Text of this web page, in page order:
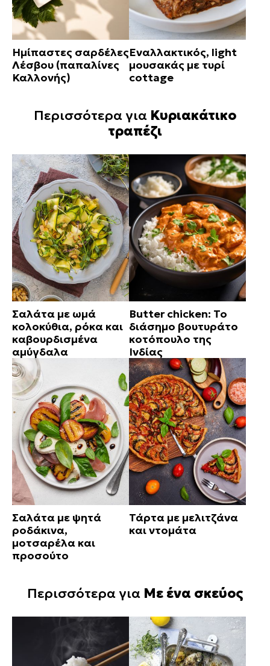
Ημίπαστες σαρδέλες
Λέσβου (παπαλίνες
Καλλονής)
Εναλλακτικός, light
μουσακάς με τυρί
cottage
Περισσότερα για Κυριακάτικο
τραπέζι
Σαλάτα με ωμά
κολοκύθια, ρόκα και
καβουρδισμένα
αμύγδαλα
Butter chicken: Το
διάσημο βουτυράτο
κοτόπουλο της
Ινδίας
Σαλάτα με ψητά
ροδάκινα,
μοτσαρέλα και
προσούτο
Τάρτα με μελιτζάνα
και ντομάτα
Περισσότερα για Με ένα σκεύος